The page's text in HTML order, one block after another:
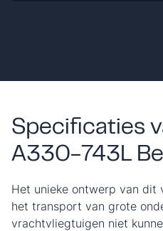
Specificaties
A330-743L
Het unieke ontwerp van dit
het transport van grote
vrachtvliegtuigen niet